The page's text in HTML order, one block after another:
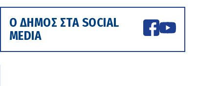
Ο ΔΗΜΟΣ ΣΤΑ SOCIAL
MEDIA